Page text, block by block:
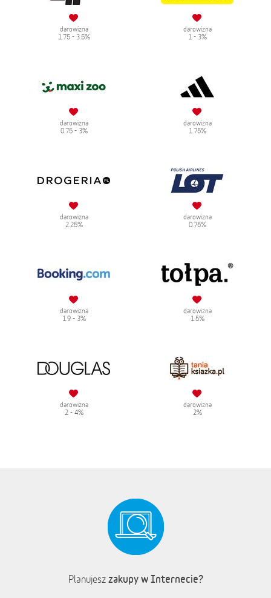
darowizna
1.75 - 3.5%
darowizna
1 - 3%
darowizna
0.75 - 3%
darowizna
1.75%
darowizna
2.25%
darowizna
0.75%
darowizna
1.9 - 3%
darowizna
1.5%
darowizna
2 - 4%
darowizna
2%
Planujesz zakupy w Internecie?